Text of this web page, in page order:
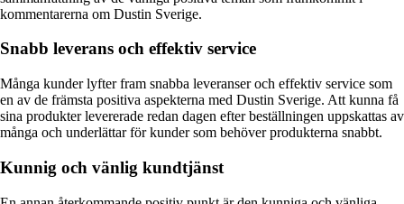
kommentarerna om Dustin Sverige.
Snabb leverans och effektiv service
Många kunder lyfter fram snabba leveranser och effektiv service som
en av de främsta positiva aspekterna med Dustin Sverige. Att kunna få
sina produkter levererade redan dagen efter beställningen uppskattas av
många och underlättar för kunder som behöver produkterna snabbt.
Kunnig och vänlig kundtjänst